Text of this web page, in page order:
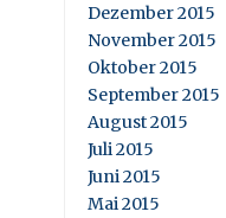
Dezember 2015
November 2015
Oktober 2015
September 2015
August 2015
Juli 2015
Juni 2015
Mai 2015